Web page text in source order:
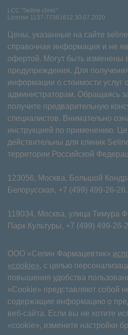
LCC "Seline clinic"
License 1137-77361612 30.07.2020
Цены, указанные на сайте
справочная информация и не
офертой. Могут быть изменены
предупреждения. Для
информации о стоимости услуг
администраторам. Обращаясь
получите предварительную
специалистов. Внимательно
инструкцией по применению.
действительны для клиник
территории Российской
123056, Москва, Большой
Белорусская, +7 (499) 499-26-26,
119034, Москва, улица Тимура
Парк Культуры, +7 (499) 499-26-
ООО «Селин Фармацевтик»
«cookie», с целью
повышения удобства
«Cookie» представляют собой
содержащие информацию о
веб-сайта. Если вы не хотите
«cookie», измените настройки